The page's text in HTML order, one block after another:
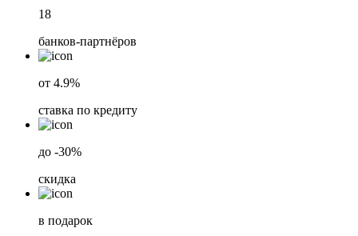
18
банков-партнёров
от 4.9%
ставка по кредиту
до -30%
скидка
в подарок